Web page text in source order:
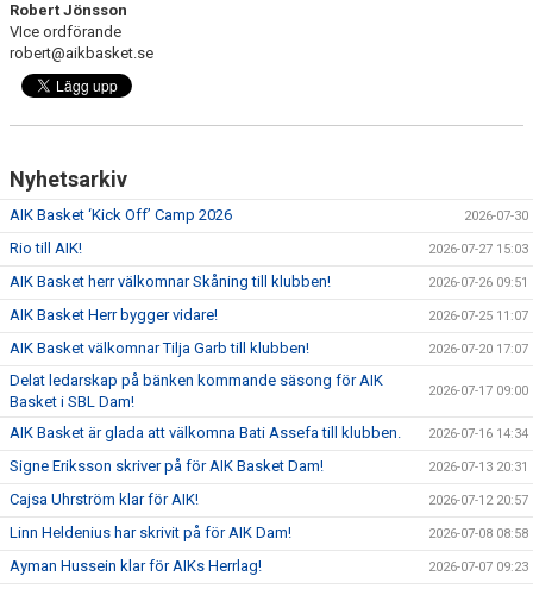
Robert Jönsson
VIce ordförande
robert@aikbasket.se
Nyhetsarkiv
AIK Basket ‘Kick Off’ Camp 2026 2026-07-30
Rio till AIK! 2026-07-27 15:03
AIK Basket herr välkomnar Skåning till klubben! 2026-07-26 09:51
AIK Basket Herr bygger vidare! 2026-07-25 11:07
AIK Basket välkomnar Tilja Garb till klubben! 2026-07-20 17:07
Delat ledarskap på bänken kommande säsong för AIK
Basket i SBL Dam!
2026-07-17 09:00
AIK Basket är glada att välkomna Bati Assefa till klubben. 2026-07-16 14:34
Signe Eriksson skriver på för AIK Basket Dam! 2026-07-13 20:31
Cajsa Uhrström klar för AIK! 2026-07-12 20:57
Linn Heldenius har skrivit på för AIK Dam! 2026-07-08 08:58
Ayman Hussein klar för AIKs Herrlag! 2026-07-07 09:23